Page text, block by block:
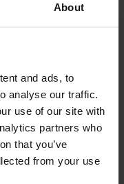
About
and ads, to
analyse our traffic.
use of our site with
partners who
that you’ve
from your use
is
text